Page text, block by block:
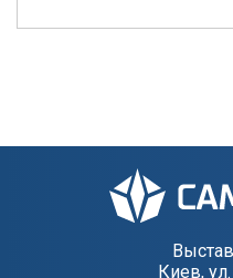
Киев,